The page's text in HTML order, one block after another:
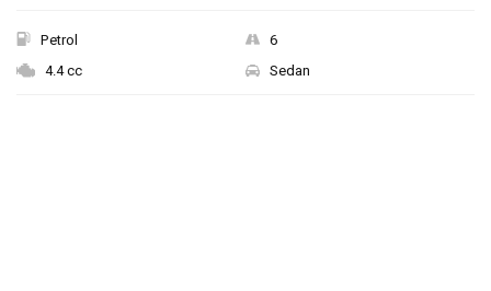
Petrol
6
4.4 cc
Sedan